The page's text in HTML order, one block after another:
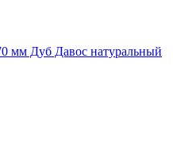
мм Дуб Давос натуральный